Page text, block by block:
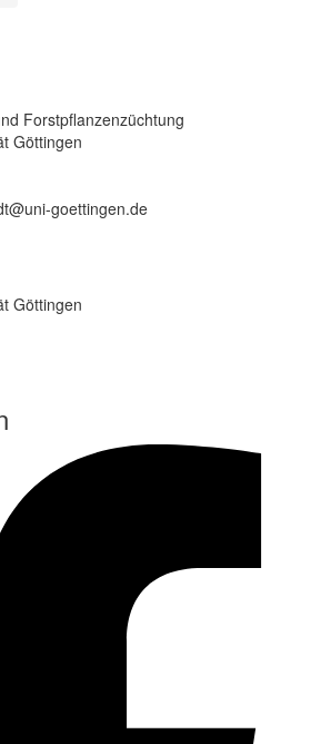
Forstpflanzenzüchtung
Göttingen
goettingen.de
Göttingen